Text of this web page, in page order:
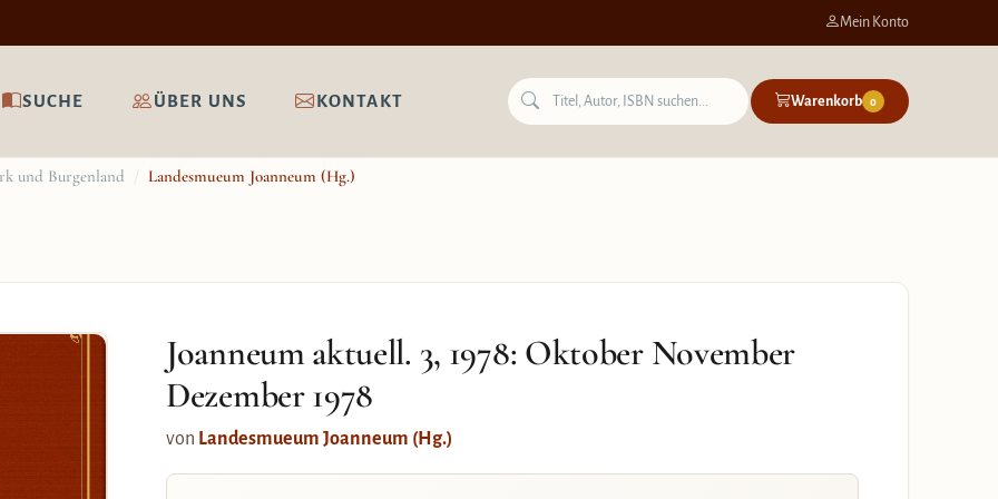
Mein Konto
SUCHE ÜBER UNS KONTAKT Warenkorb 0
und Burgenland / Landesmueum Joanneum (Hg.)
Joanneum aktuell. 3, 1978: Oktober November
Dezember 1978
von Landesmueum Joanneum (Hg.)